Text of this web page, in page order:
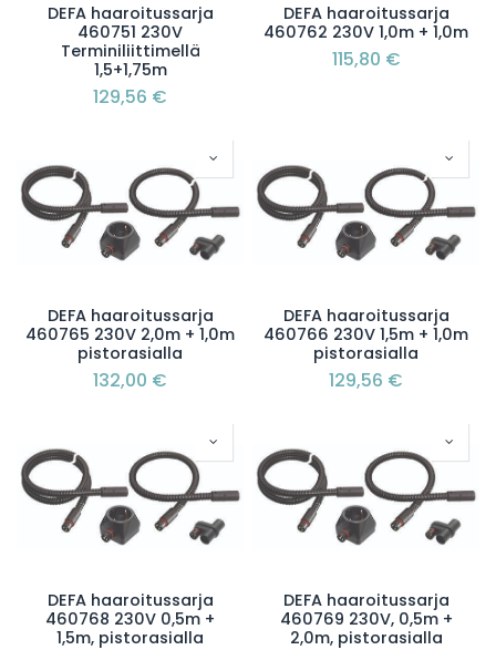
DEFA haaroitussarja
460751 230V
Terminiliittimellä
1,5+1,75m
129,56 €
DEFA haaroitussarja
460762 230V 1,0m + 1,0m
115,80 €
DEFA haaroitussarja
460765 230V 2,0m + 1,0m
pistorasialla
132,00 €
DEFA haaroitussarja
460766 230V 1,5m + 1,0m
pistorasialla
129,56 €
DEFA haaroitussarja
460768 230V 0,5m +
1,5m, pistorasialla
DEFA haaroitussarja
460769 230V, 0,5m +
2,0m, pistorasialla